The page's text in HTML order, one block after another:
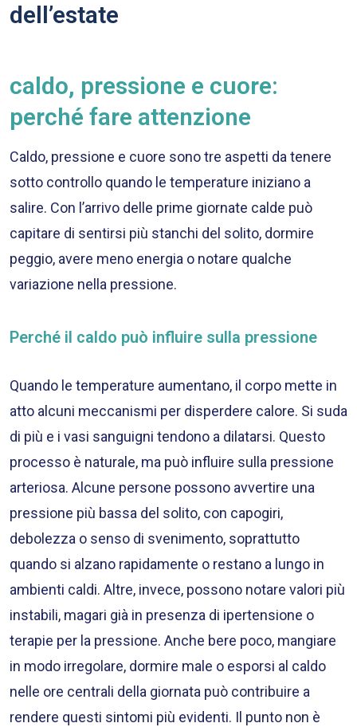
dell’estate
caldo, pressione e cuore:
perché fare attenzione
Caldo, pressione e cuore sono tre aspetti da tenere
sotto controllo quando le temperature iniziano a
salire. Con l’arrivo delle prime giornate calde può
capitare di sentirsi più stanchi del solito, dormire
peggio, avere meno energia o notare qualche
variazione nella pressione.
Perché il caldo può influire sulla pressione
Quando le temperature aumentano, il corpo mette in
atto alcuni meccanismi per disperdere calore. Si suda
di più e i vasi sanguigni tendono a dilatarsi. Questo
processo è naturale, ma può influire sulla pressione
arteriosa. Alcune persone possono avvertire una
pressione più bassa del solito, con capogiri,
debolezza o senso di svenimento, soprattutto
quando si alzano rapidamente o restano a lungo in
ambienti caldi. Altre, invece, possono notare valori più
instabili, magari già in presenza di ipertensione o
terapie per la pressione. Anche bere poco, mangiare
in modo irregolare, dormire male o esporsi al caldo
nelle ore centrali della giornata può contribuire a
rendere questi sintomi più evidenti. Il punto non è